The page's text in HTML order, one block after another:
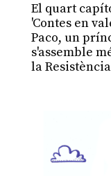
El quart
'Contes en
Paco, un
s'assemble
la Resistència